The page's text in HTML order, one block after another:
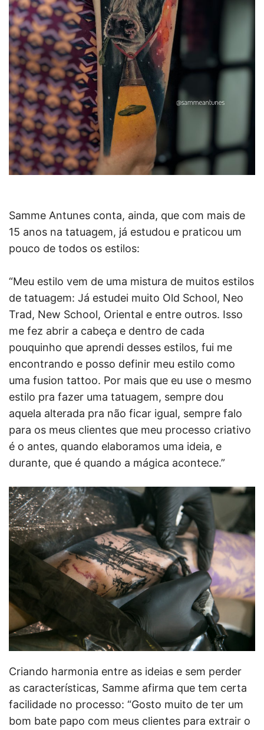
Samme Antunes conta, ainda, que com mais de
15 anos na tatuagem, já estudou e praticou um
pouco de todos os estilos:
“Meu estilo vem de uma mistura de muitos estilos
de tatuagem: Já estudei muito Old School, Neo
Trad, New School, Oriental e entre outros. Isso
me fez abrir a cabeça e dentro de cada
pouquinho que aprendi desses estilos, fui me
encontrando e posso definir meu estilo como
uma fusion tattoo. Por mais que eu use o mesmo
estilo pra fazer uma tatuagem, sempre dou
aquela alterada pra não ficar igual, sempre falo
para os meus clientes que meu processo criativo
é o antes, quando elaboramos uma ideia, e
durante, que é quando a mágica acontece.”
Criando harmonia entre as ideias e sem perder
as características, Samme afirma que tem certa
facilidade no processo: “Gosto muito de ter um
bom bate papo com meus clientes para extrair o